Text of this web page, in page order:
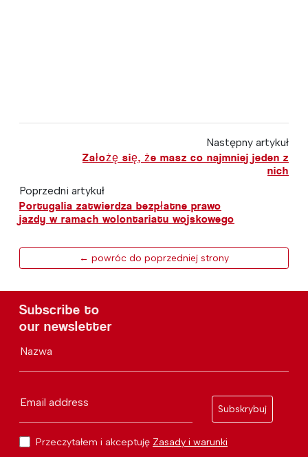
Następny artykuł
Założę się, że masz co najmniej jeden z
nich
Poprzedni artykuł
Portugalia zatwierdza bezpłatne prawo
jazdy w ramach wolontariatu wojskowego
← powróc do poprzedniej strony
Subscribe to
our newsletter
Nazwa
Email address
Subskrybuj
Przeczytałem i akceptuję Zasady i warunki